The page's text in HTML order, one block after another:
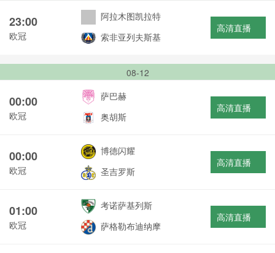
23:00
欧冠
阿拉木图凯拉特
索非亚列夫斯基
高清直播
08-12
00:00
欧冠
萨巴赫
奥胡斯
高清直播
00:00
欧冠
博德闪耀
圣吉罗斯
高清直播
01:00
欧冠
考诺萨基列斯
萨格勒布迪纳摩
高清直播